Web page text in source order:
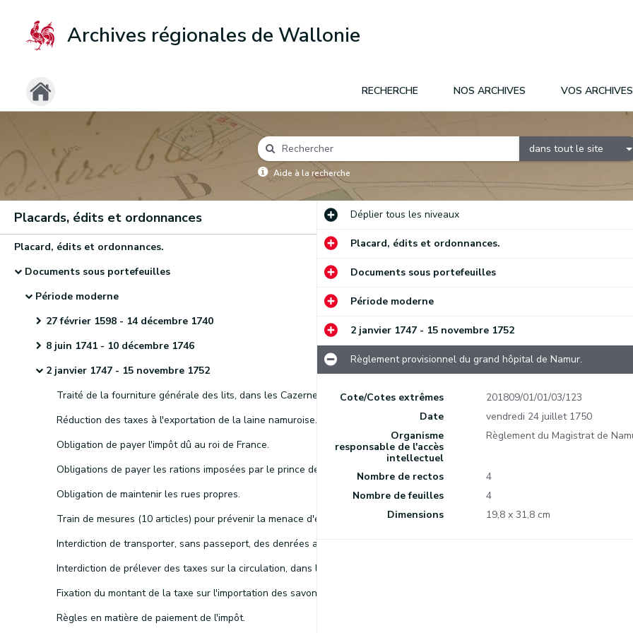
Archives régionales de Wallonie
RECHERCHE NOS ARCHIVES VOS ARCHIVES
dans tout le site
Aide à la recherche
Placards, édits et ordonnances
Placard, édits et ordonnances.
Documents sous portefeuilles
Période moderne
27 février 1598 - 14 décembre 1740
8 juin 1741 - 10 décembre 1746
2 janvier 1747 - 15 novembre 1752
Réduction des taxes à l'exportation de la laine namuroise.
Obligation de payer l'impôt dû au roi de France.
Obligation de maintenir les rues propres.
Règles en matière de paiement de l'impôt.
Dépliertous les niveaux
Placard, édits et ordonnances.
Documents sous portefeuilles
Période moderne
2 janvier 1747 - 15 novembre 1752
Règlement provisionnel du grand hôpital de Namur.
Cote/Cotes extrêmes
201809/01/01/03/123
Date
vendredi 24 juillet 1750
Organisme
responsable de l'accès
intellectuel
Règlement du Magistrat de
Nombre de rectos
4
Nombre de feuilles
4
Dimensions
19,8 x 31,8 cm